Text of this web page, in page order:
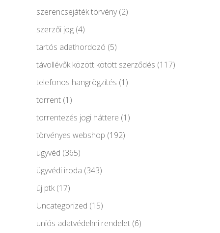
szerencsejáték törvény(2)
szerzői jog (4)
tartós adathordozó (5)
távollévők között kötött szerződés (117)
telefonos hangrögzítés (1)
torrent (1)
torrentezés jogi háttere (1)
törvényes webshop (192)
ügyvéd (365)
ügyvédi iroda (343)
új ptk(17)
Uncategorized (15)
uniós adatvédelmi rendelet (6)